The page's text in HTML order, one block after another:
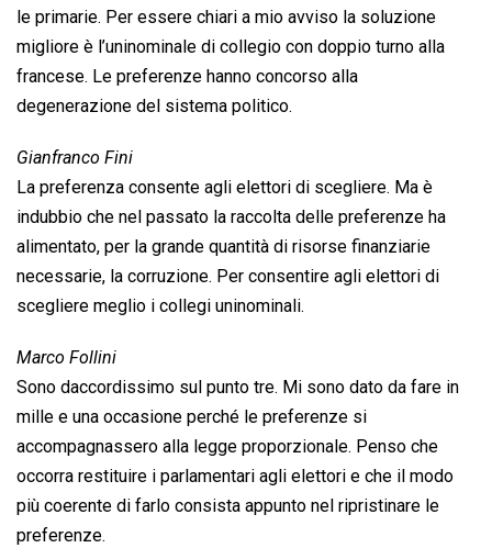
le primarie. Per essere chiari a mio avviso la soluzione
migliore è l’uninominale di collegio con doppio turno alla
francese. Le preferenze hanno concorso alla
degenerazione del sistema politico.
Gianfranco Fini
La preferenza consente agli elettori di scegliere. Ma è
indubbio che nel passato la raccolta delle preferenze ha
alimentato, per la grande quantità di risorse finanziarie
necessarie, la corruzione. Per consentire agli elettori di
scegliere meglio i collegi uninominali.
Marco Follini
Sono daccordissimo sul punto tre. Mi sono dato da fare in
mille e una occasione perché le preferenze si
accompagnassero alla legge proporzionale. Penso che
occorra restituire i parlamentari agli elettori e che il modo
più coerente di farlo consista appunto nel ripristinare le
preferenze.